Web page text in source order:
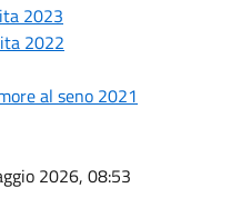
2023
2022
al seno 2021
2026, 08:53